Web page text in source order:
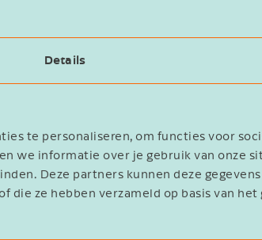
Details
te personaliseren, om functies voor
we informatie over je gebruik van onze
Deze partners kunnen deze
die ze hebben verzameld op basis van het
hele traject waarborgen wij je